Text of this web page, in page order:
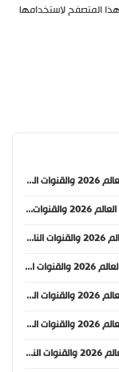
المتصفح لاستخدامها
موعد مباراة إنجلترا وكرواتيا في كأس العالم 2026 والقنوات الناقلة
موعد مباراة البرتغال والكونغو في كأس العالم 2026 والقنوات الناقلة
موعد مباراة النمسا والأردن في كأس العالم 2026 والقنوات الناقلة
موعد مباراة الأرجنتين والجزائر في كأس العالم 2026 والقنوات الناقلة
موعد مباراة العراق والنرويج في كأس العالم 2026 والقنوات الناقلة
موعد مباراة فرنسا والسنغال في كأس العالم 2026 والقنوات الناقلة
موعد مباراة إيران ونيوزيلندا في كأس العالم 2026 والقنوات الناقلة